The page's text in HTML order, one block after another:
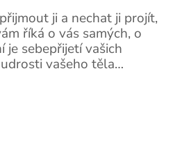
ji a nechat ji projít,
říká o vás samých, o
je sebepřijetí vašich
vašeho těla…